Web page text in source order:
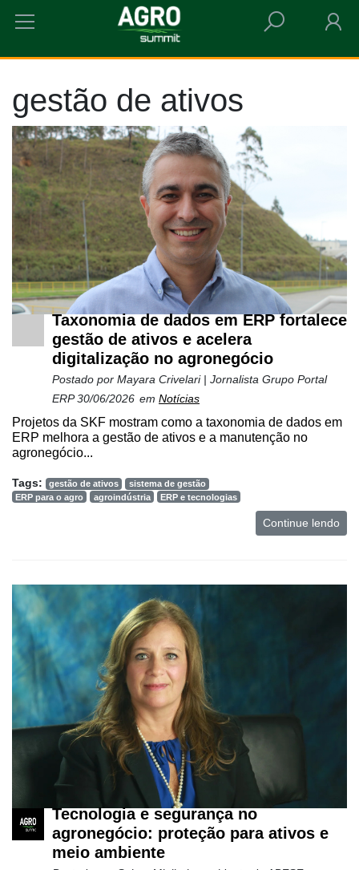
HOME GESTÃO DE ATIVOS
gestão de ativos
Taxonomia de dados em ERP fortalece
gestão de ativos e acelera
digitalização no agronegócio
Postado por Mayara Crivelari | Jornalista Grupo Portal
ERP30/06/2026 em Notícias
Projetos da SKF mostram como a taxonomia de dados em
ERP melhora a gestão de ativos e a manutenção no
agronegócio...
Tags: gestão de ativos
sistema de gestão
ERP para o agro
agroindústria ERP e tecnologias
Continue lendo
Tecnologia e segurança no
agronegócio: proteção para ativos e
meio ambiente